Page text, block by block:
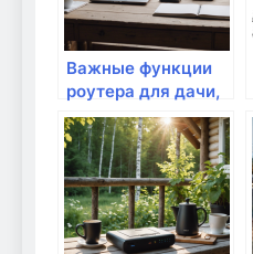
Важные функции
роутера для дачи,
о которых нужно
знать